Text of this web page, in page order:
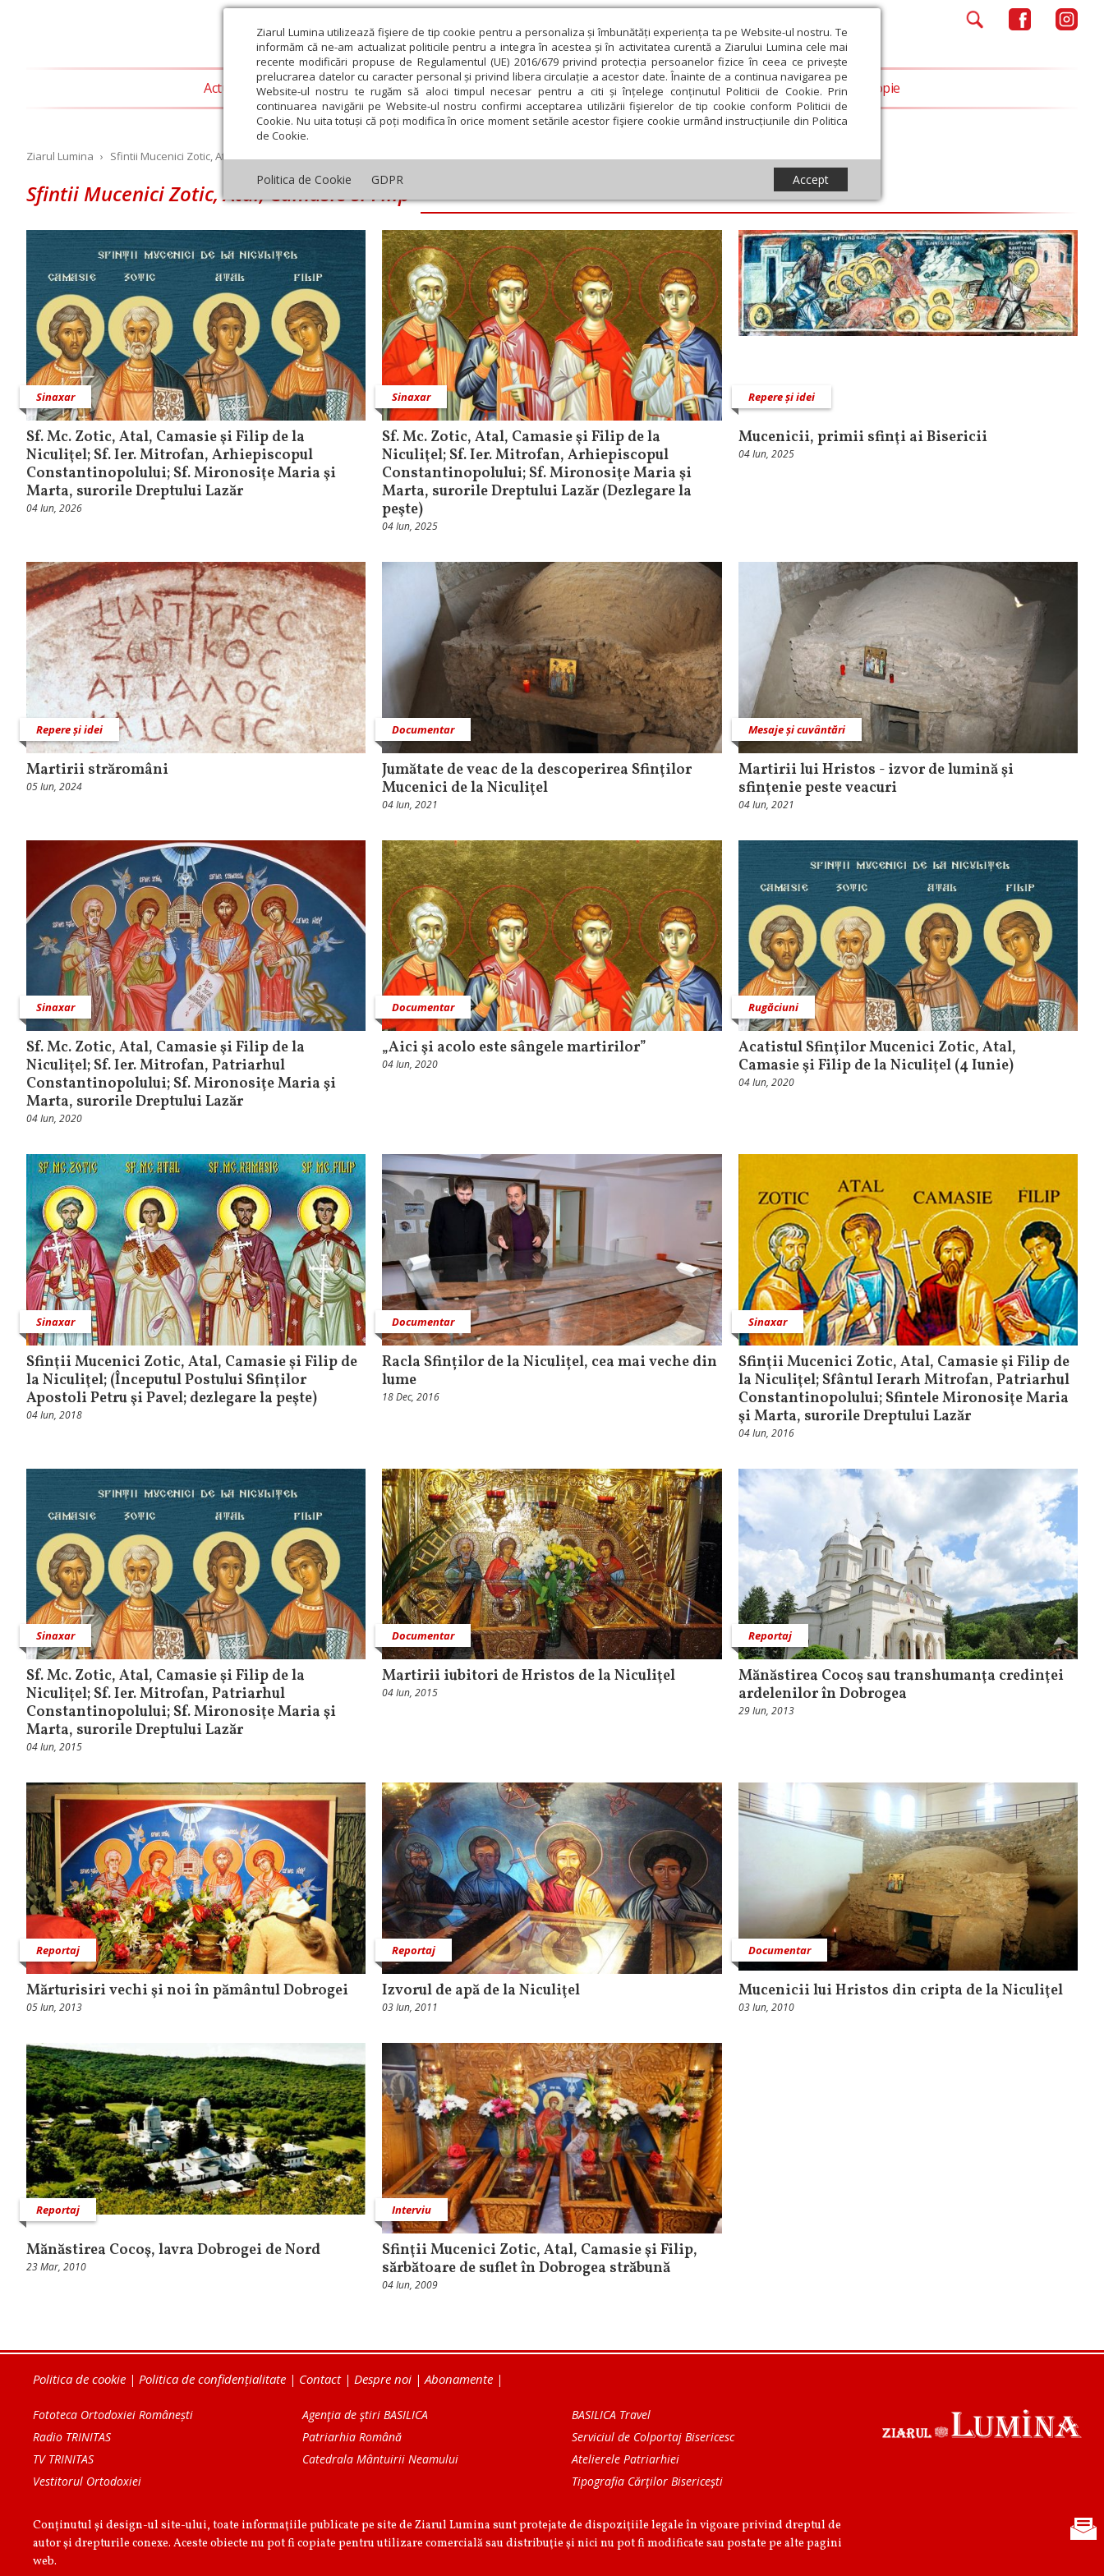
Ziarul Lumina utilizează fişiere de tip cookie pentru a personaliza și îmbunătăți experiența ta pe Website-ul nostru. Te
informăm că ne-am actualizat politicile pentru a integra în acestea și în activitatea curentă a Ziarului Lumina cele mai
recente modificări propuse de Regulamentul (UE) 2016/679 privind protecția persoanelor fizice în ceea ce privește
prelucrarea datelor cu caracter personal și privind libera circulație a acestor date. Înainte de a continua navigarea pe
Website-ul nostru te rugăm să aloci timpul necesar pentru a citi și înțelege conținutul Politicii de Cookie. Prin
continuarea navigării pe Website-ul nostru confirmi acceptarea utilizării fişierelor de tip cookie conform Politicii de
Cookie. Nu uita totuși că poți modifica în orice moment setările acestor fişiere cookie urmând instrucțiunile din Politica
de Cookie.
Politica de Cookie GDPR Accept
Actualitate religioasă Teologie și spiritualitate Educaţie și Cultură Societate Opinii Filantropie
Ziarul Lumina › Sfintii Mucenici Zotic, Atal, Camasie si Filip
Sfintii Mucenici Zotic, Atal, Camasie si Filip
Sinaxar
Sf. Mc. Zotic, Atal, Camasie şi Filip de la
Niculiţel; Sf. Ier. Mitrofan, Arhiepiscopul
Constantinopolului; Sf. Mironosiţe Maria şi
Marta, surorile Dreptului Lazăr
04 Iun, 2026
Sinaxar
Sf. Mc. Zotic, Atal, Camasie şi Filip de la
Niculiţel; Sf. Ier. Mitrofan, Arhiepiscopul
Constantinopolului; Sf. Mironosiţe Maria şi
Marta, surorile Dreptului Lazăr (Dezlegare la
peşte)
04 Iun, 2025
Repere și idei
Mucenicii, primii sfinţi ai Bisericii
04 Iun, 2025
Repere și idei
Martirii străromâni
05 Iun, 2024
Documentar
Jumătate de veac de la descoperirea Sfinţilor
Mucenici de la Niculiţel
04 Iun, 2021
Mesaje și cuvântări
Martirii lui Hristos - izvor de lumină şi
sfinţenie peste veacuri
04 Iun, 2021
Sinaxar
Sf. Mc. Zotic, Atal, Camasie şi Filip de la
Niculiţel; Sf. Ier. Mitrofan, Patriarhul
Constantinopolului; Sf. Mironosiţe Maria şi
Marta, surorile Dreptului Lazăr
04 Iun, 2020
Documentar
„Aici şi acolo este sângele martirilor”
04 Iun, 2020
Rugăciuni
Acatistul Sfinţilor Mucenici Zotic, Atal,
Camasie şi Filip de la Niculiţel (4 Iunie)
04 Iun, 2020
Sinaxar
Sfinţii Mucenici Zotic, Atal, Camasie şi Filip de
la Niculiţel; (Începutul Postului Sfinţilor
Apostoli Petru şi Pavel; dezlegare la peşte)
04 Iun, 2018
Documentar
Racla Sfinților de la Niculițel, cea mai veche din
lume
18 Dec, 2016
Sinaxar
Sfinţii Mucenici Zotic, Atal, Camasie şi Filip de
la Niculiţel; Sfântul Ierarh Mitrofan, Patriarhul
Constantinopolului; Sfintele Mironosiţe Maria
şi Marta, surorile Dreptului Lazăr
04 Iun, 2016
Sinaxar
Sf. Mc. Zotic, Atal, Camasie şi Filip de la
Niculiţel; Sf. Ier. Mitrofan, Patriarhul
Constantinopolului; Sf. Mironosiţe Maria şi
Marta, surorile Dreptului Lazăr
04 Iun, 2015
Documentar
Martirii iubitori de Hristos de la Niculiţel
04 Iun, 2015
Reportaj
Mănăstirea Cocoş sau transhumanţa credinţei
ardelenilor în Dobrogea
29 Iun, 2013
Reportaj
Mărturisiri vechi şi noi în pământul Dobrogei
05 Iun, 2013
Reportaj
Izvorul de apă de la Niculiţel
03 Iun, 2011
Documentar
Mucenicii lui Hristos din cripta de la Niculiţel
03 Iun, 2010
Reportaj
Mănăstirea Cocoş, lavra Dobrogei de Nord
23 Mar, 2010
Interviu
Sfinţii Mucenici Zotic, Atal, Camasie şi Filip,
sărbătoare de suflet în Dobrogea străbună
04 Iun, 2009
Politica de cookie | Politica de confidențialitate | Contact| Despre noi |Abonamente |
Fototeca Ortodoxiei Românești
Radio TRINITAS
TV TRINITAS
Vestitorul Ortodoxiei
Agenţia de ştiri BASILICA
Patriarhia Română
Catedrala Mântuirii Neamului
BASILICA Travel
Serviciul de Colportaj Bisericesc
Atelierele Patriarhiei
Tipografia Cărţilor Bisericeşti
Conținutul și design-ul site-ului, toate informaţiile publicate pe site de Ziarul Lumina sunt protejate de dispoziţiile legale în vigoare privind dreptul de
autor şi drepturile conexe. Aceste obiecte nu pot fi copiate pentru utilizare comercială sau distribuţie şi nici nu pot fi modificate sau postate pe alte pagini
web.